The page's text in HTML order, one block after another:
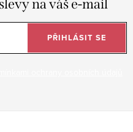
na váš e-mail
PŘIHLÁSIT SE